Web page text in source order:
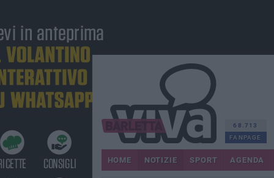
68.713
FANPAGE
HOME NOTIZIE SPORT AGENDA